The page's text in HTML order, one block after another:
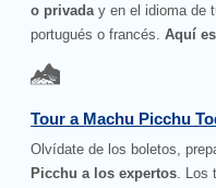
o privaday en el idioma de
portugués o francés.Aquí
Tour a Machu Picchu
Olvídate de los boletos,
Picchu a los expertos. Los